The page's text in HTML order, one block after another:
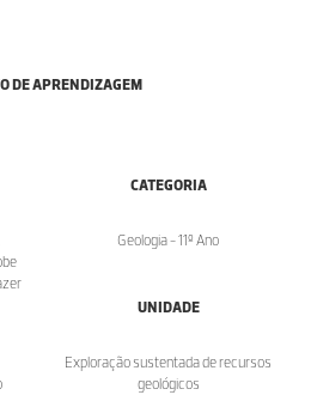
DE APRENDIZAGEM
CATEGORIA
Geologia - 11º Ano
UNIDADE
Exploração sustentada de recursos
geológicos